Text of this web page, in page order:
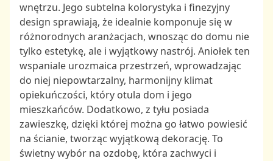
wnętrzu. Jego subtelna kolorystyka i finezyjny
design sprawiają, że idealnie komponuje się w
różnorodnych aranżacjach, wnosząc do domu nie
tylko estetykę, ale i wyjątkowy nastrój. Aniołek ten
wspaniale urozmaica przestrzeń, wprowadzając
do niej niepowtarzalny, harmonijny klimat
opiekuńczości, który otula dom i jego
mieszkańców. Dodatkowo, z tyłu posiada
zawieszkę, dzięki której można go łatwo powiesić
na ścianie, tworząc wyjątkową dekorację. To
świetny wybór na ozdobę, która zachwyci i